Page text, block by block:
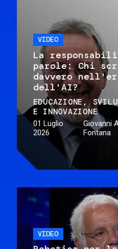
VIDEO
La
parole: Chi
davvero
dell'AI?
EDUCAZIONE
E INNOVAZIONE
01 Luglio
2026
Giovanni
Fontana
VIDEO